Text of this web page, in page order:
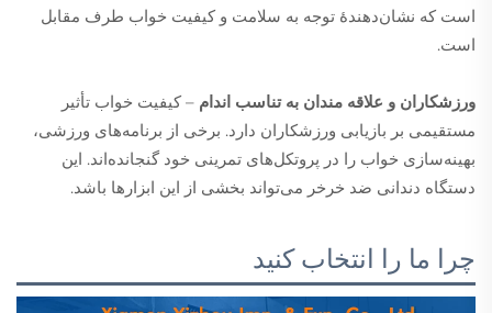
است که نشان‌دهندهٔ توجه به سلامت و کیفیت خواب طرف مقابل
است.
ورزشکاران و علاقه مندان به تناسب اندام – کیفیت خواب تأثیر
مستقیمی بر بازیابی ورزشکاران دارد. برخی از برنامه‌های ورزشی،
بهینه‌سازی خواب را در پروتکل‌های تمرینی خود گنجانده‌اند. این
دستگاه دندانی ضد خرخر می‌تواند بخشی از این ابزارها باشد.
چرا ما را انتخاب کنید